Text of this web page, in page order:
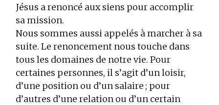
Jésus a renoncé aux siens pour accomplir
sa mission.
Nous sommes aussi appelés à marcher à sa
suite. Le renoncement nous touche dans
tous les domaines de notre vie. Pour
certaines personnes, il s’agit d’un loisir,
d’une position ou d’un salaire ; pour
d’autres d’une relation ou d’un certain